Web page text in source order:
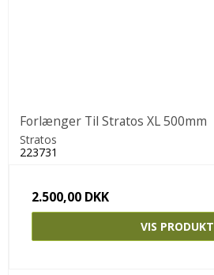
Forlænger Til Stratos XL 500mm
Stratos
223731
2.500,00 DKK
VIS PRODUKT